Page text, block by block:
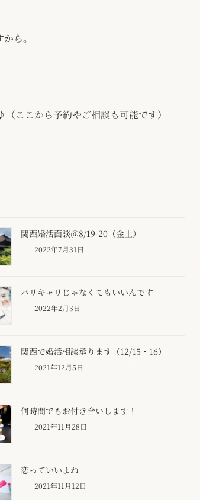
ら。
ここから予約やご相談も可能です）
関西婚活面談＠8/19-20（金土）
2022年7月31日
バリキャリじゃなくてもいいんです
2022年2月3日
関西で婚活相談承ります（12/15・16）
2021年12月5日
何時間でもお付き合いします！
2021年11月28日
恋っていいよね
2021年11月12日